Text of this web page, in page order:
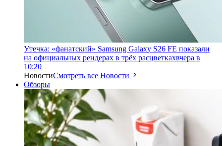
Утечка: «фанатский» Samsung Galaxy S26 FE показали
на официальных рендерах в трёх расцветкахвчера в
10:20
НовостиСмотреть все Новости
Обзоры